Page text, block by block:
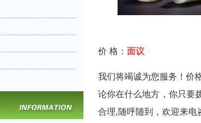
价 格： 面议
我们将竭诚为您服务！价
论你在什么地方，你只要
合理,随呼随到，欢迎来电